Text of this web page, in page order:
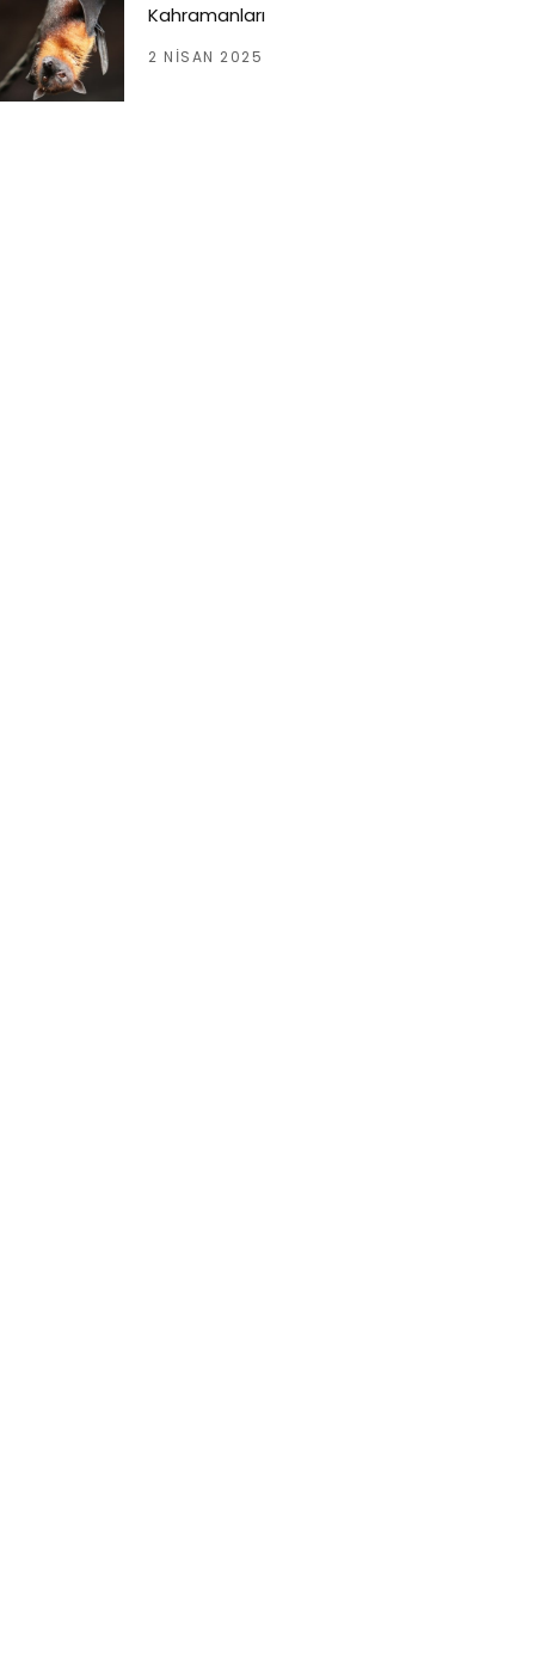
Kahramanları
2 NISAN 2025